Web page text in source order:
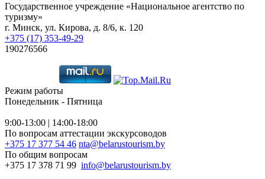
Государственное учреждение «Национальное агентство по
туризму»
г. Минск, ул. Кирова, д. 8/6, к. 120
+375 (17) 353-49-29
190276566
Режим работы
Понедельник - Пятница
9:00-13:00 | 14:00-18:00
По вопросам аттестации экскурсоводов
+375 17 377 54 46 nta@belarustourism.by
По общим вопросам
+375 17 378 71 99 info@belarustourism.by